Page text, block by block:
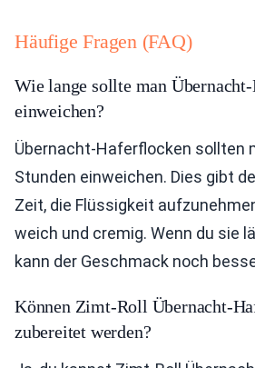
Häufige Fragen (FAQ)
Wie lange sollte man
einweichen?
Übernacht-Haferflocken sollten
Stunden einweichen. Dies gibt
Zeit, die Flüssigkeit
weich und cremig. Wenn du sie
kann der Geschmack noch
Können Zimt-Roll Übernacht-
zubereitet werden?